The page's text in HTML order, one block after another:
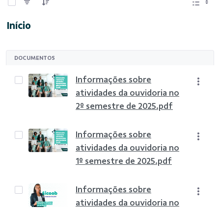
Início
DOCUMENTOS
Informações sobre
atividades da ouvidoria no
2º semestre de 2025.pdf
Informações sobre
atividades da ouvidoria no
1º semestre de 2025.pdf
Informações sobre
atividades da ouvidoria no